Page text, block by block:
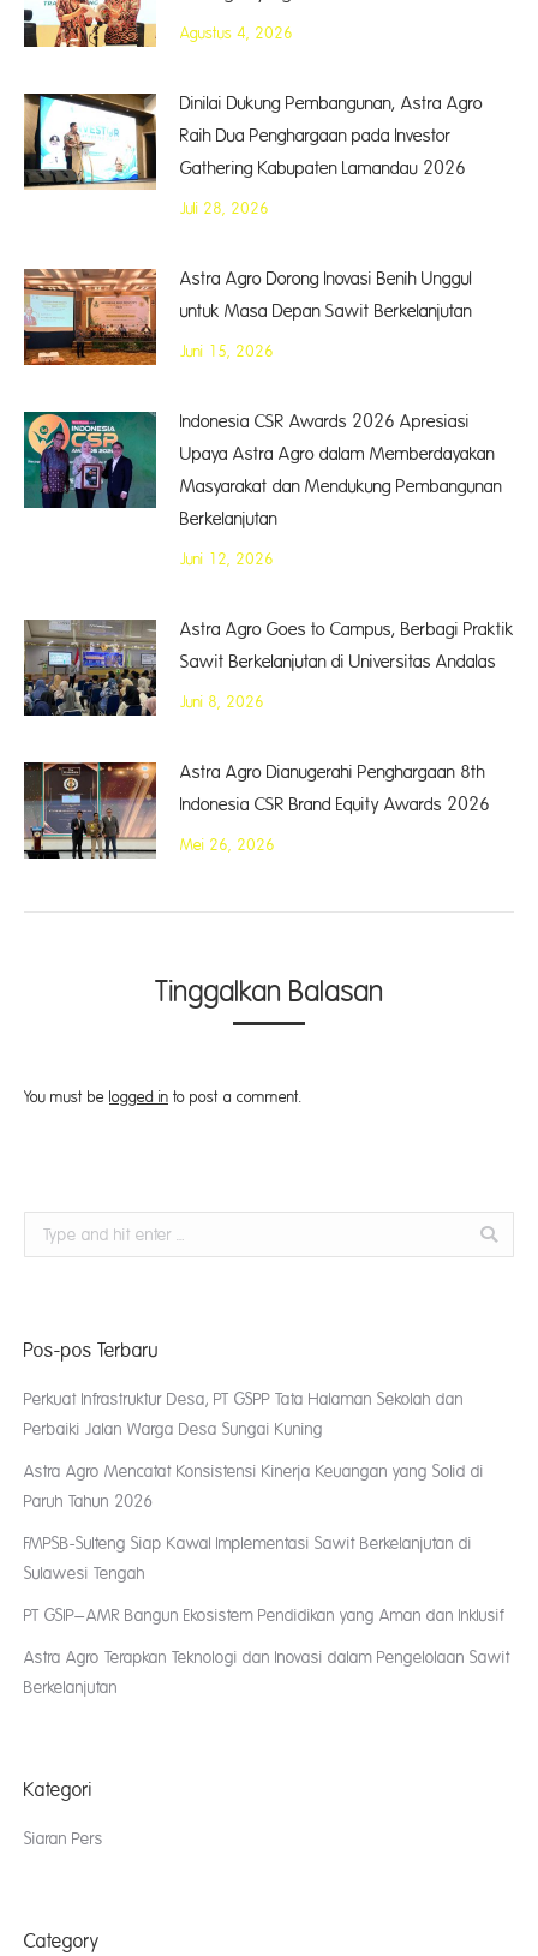
Agustus 4, 2026
Dinilai Dukung Pembangunan, Astra Agro
Raih Dua Penghargaan pada Investor
Gathering Kabupaten Lamandau 2026
Juli 28, 2026
Astra Agro Dorong Inovasi Benih Unggul
untuk Masa Depan Sawit Berkelanjutan
Juni 15, 2026
Indonesia CSR Awards 2026 Apresiasi
Upaya Astra Agro dalam Memberdayakan
Masyarakat dan Mendukung Pembangunan
Berkelanjutan
Juni 12, 2026
Astra Agro Goes to Campus, Berbagi Praktik
Sawit Berkelanjutan di Universitas Andalas
Juni 8, 2026
Astra Agro Dianugerahi Penghargaan 8th
Indonesia CSR Brand Equity Awards 2026
Mei 26, 2026
Tinggalkan Balasan
You must be logged in to post a comment.
Search:
Pos-pos Terbaru
Perkuat Infrastruktur Desa, PT GSPP Tata Halaman Sekolah dan
Perbaiki Jalan Warga Desa Sungai Kuning
Astra Agro Mencatat Konsistensi Kinerja Keuangan yang Solid di
Paruh Tahun 2026
FMPSB-Sulteng Siap Kawal Implementasi Sawit Berkelanjutan di
Sulawesi Tengah
PT GSIP–AMR Bangun Ekosistem Pendidikan yang Aman dan Inklusif
Astra Agro Terapkan Teknologi dan Inovasi dalam Pengelolaan Sawit
Berkelanjutan
Kategori
Siaran Pers
Category